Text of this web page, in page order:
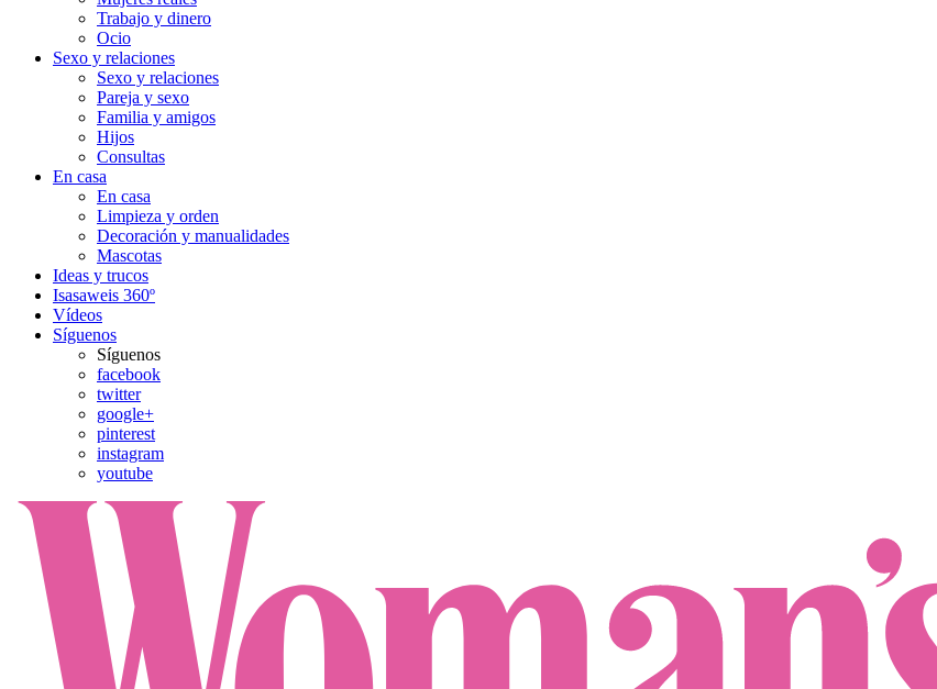
Trabajo y dinero
Ocio
Sexo y relaciones
Sexo y relaciones
Pareja y sexo
Familia y amigos
Hijos
Consultas
En casa
En casa
Limpieza y orden
Decoración y manualidades
Mascotas
Ideas y trucos
Isasaweis 360º
Vídeos
Síguenos
Síguenos
facebook
twitter
google+
pinterest
instagram
youtube